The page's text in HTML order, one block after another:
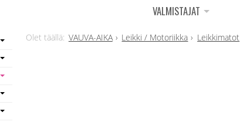
VALMISTAJAT
VAUVA-AIKA Leikki / Motoriikka Leikkimatot